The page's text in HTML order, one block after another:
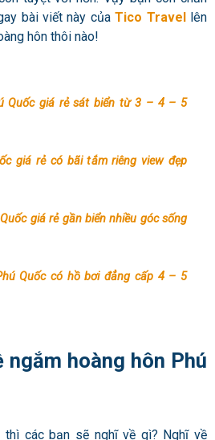
bài viết này củaTico Travel
lên
hôn thôi nào!
Quốc giá rẻ sát biển từ 3 – 4 – 5
giá rẻ có bãi tắm riêng view đẹp
giá rẻ gần biển nhiều góc sống
Quốc có hồ bơi đẳng cấp 4 – 5
ngắm hoàng hôn Phú
thì các bạn sẽ nghĩ về gì? Nghĩ về